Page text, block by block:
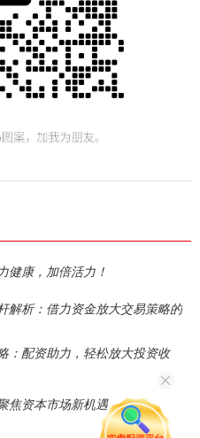
健康，加倍活力！
解析：借力资金放大交易策略的
：配资助力，轻松放大投资收
焦资本市场新机遇